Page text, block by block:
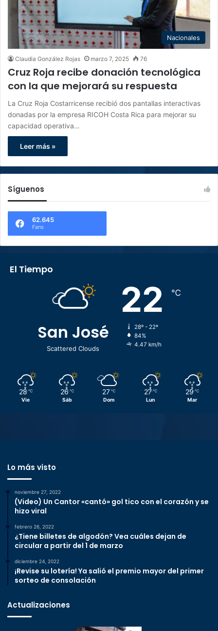
Nacionales
Claudia González Rojas marzo 7, 2025 76
Cruz Roja recibe donación tecnológica
con la que mejorará su respuesta
La Cruz Roja Costarricense recibió dos pantallas interactivas
donadas por la empresa RICOH Costa Rica para mejorar su
capacidad operativa…
Leer más »
Síguenos
62.645
Fans
El Tiempo
San José
Scattered Clouds
22 ℃
28º - 22º
84%
4.47 km/h
28 ℃
Vie
26 ℃
Sáb
27 ℃
Dom
27 ℃
Lun
29 ℃
Mar
Lo más visto
noviembre 27, 2022
(Video) Un Cantor «cantó» gol tico con el corazón y se
hizo viral
febrero 26, 2022
¿Tiene billetes de algodón? Vea cuáles dejan de
circular a partir del 1 de marzo
diciembre 24, 2022
¡Revise su lotería! Ya salió el premio mayor del primer
sorteo de consolación
Actualizaciones